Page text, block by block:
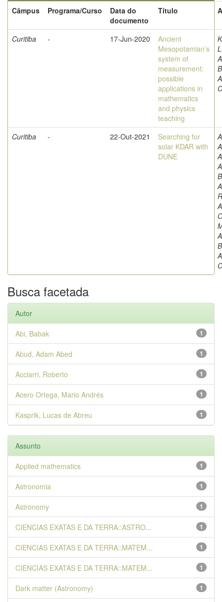
Câmpus
Programa/Curso
Data do
documento
Título
Curitiba - 17-Jun-2020
Ancient
Mesopotamian’s
system of
measurement:
possible
applications in
mathematics
and physics
teaching
Curitiba - 22-Out-2021
Searching for
solar KDAR with
DUNE
Busca facetada
Autor
1
Abi, Babak
1
Abud, Adam Abed
1
Acciarri, Roberto
1
Acero Ortega, Mario Andrés
1
Kasprik, Lucas de Abreu
Assunto
1
Applied mathematics
1
Astronomia
1
Astronomy
1
CIENCIAS EXATAS E DA TERRA::ASTRO...
1
CIENCIAS EXATAS E DA TERRA::MATEM...
1
CIENCIAS EXATAS E DA TERRA::MATEM...
1
Dark matter (Astronomy)